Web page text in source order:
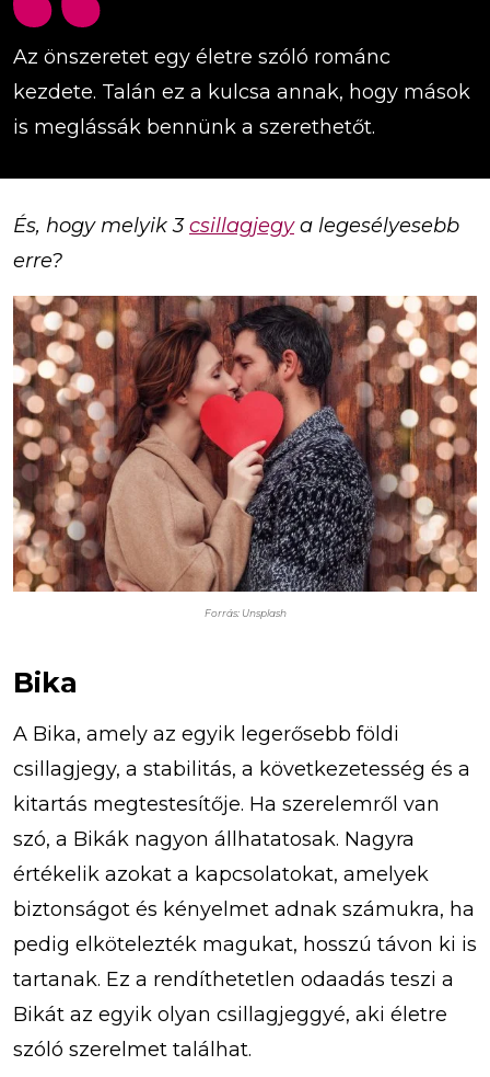
Az önszeretet egy életre szóló románc
kezdete. Talán ez a kulcsa annak, hogy mások
is meglássák bennünk a szerethetőt.
És, hogy melyik 3csillagjegya legesélyesebb
erre?
Forrás: Unsplash
Bika
A Bika, amely az egyik legerősebb földi
csillagjegy, a stabilitás, a következetesség és a
kitartás megtestesítője. Ha szerelemről van
szó, a Bikák nagyon állhatatosak. Nagyra
értékelik azokat a kapcsolatokat, amelyek
biztonságot és kényelmet adnak számukra, ha
pedig elkötelezték magukat, hosszú távon ki is
tartanak. Ez a rendíthetetlen odaadás teszi a
Bikát az egyik olyan csillagjeggyé, aki életre
szóló szerelmet találhat.